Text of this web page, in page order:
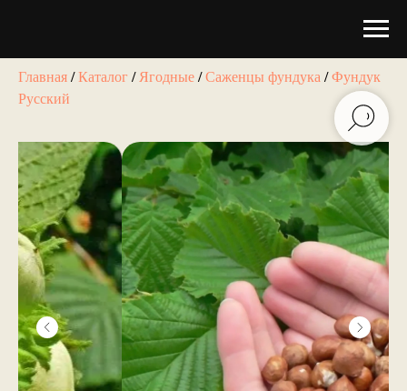
Главная/Каталог /Ягодные/Саженцы фундука /Фундук
Русский